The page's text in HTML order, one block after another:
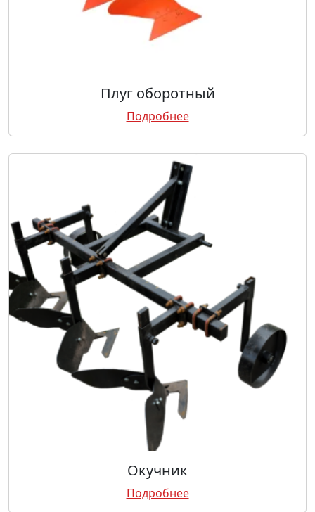
Плуг оборотный
Подробнее
Окучник
Подробнее